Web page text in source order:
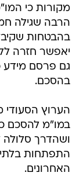
מקורות כי
הרבה שגילה
בהבטחות
יאפשר חזרה
גם פרסם מידע
בהסכם.
הערוץ
במו"מ להסכם
ושהדרך
התפתחות
האחרונים.